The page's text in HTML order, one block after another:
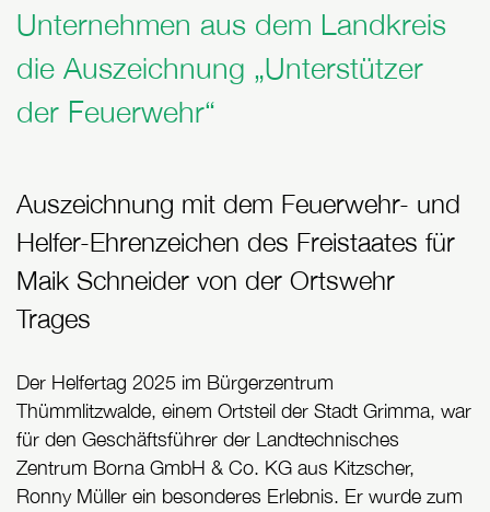
Unternehmen aus dem Landkreis
die Auszeichnung „Unterstützer
der Feuerwehr“
Auszeichnung mit dem Feuerwehr- und
Helfer-Ehrenzeichen des Freistaates für
Maik Schneider von der Ortswehr
Trages
Der Helfertag 2025 im Bürgerzentrum
Thümmlitzwalde, einem Ortsteil der Stadt Grimma, war
für den Geschäftsführer der Landtechnisches
Zentrum Borna GmbH & Co. KG aus Kitzscher,
Ronny Müller ein besonderes Erlebnis. Er wurde zum